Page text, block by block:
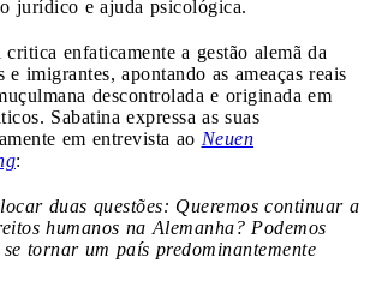
jurídico e ajuda psicológica.
enfaticamente a gestão alemã da
e imigrantes, apontando as ameaças reais
descontrolada e originada em
Sabatina expressa as suas
em entrevista ao Neuen
:
duas questões: Queremos continuar a
humanos na Alemanha? Podemos
tornar um país predominantemente